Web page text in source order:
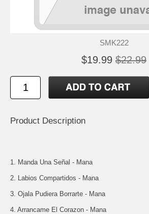
SMK222
$19.99 $22.99
Product Description
1. Manda Una Señal - Mana
2. Labios Compartidos - Mana
3. Ojala Pudiera Borrarte - Mana
4. Arrancame El Corazon - Mana